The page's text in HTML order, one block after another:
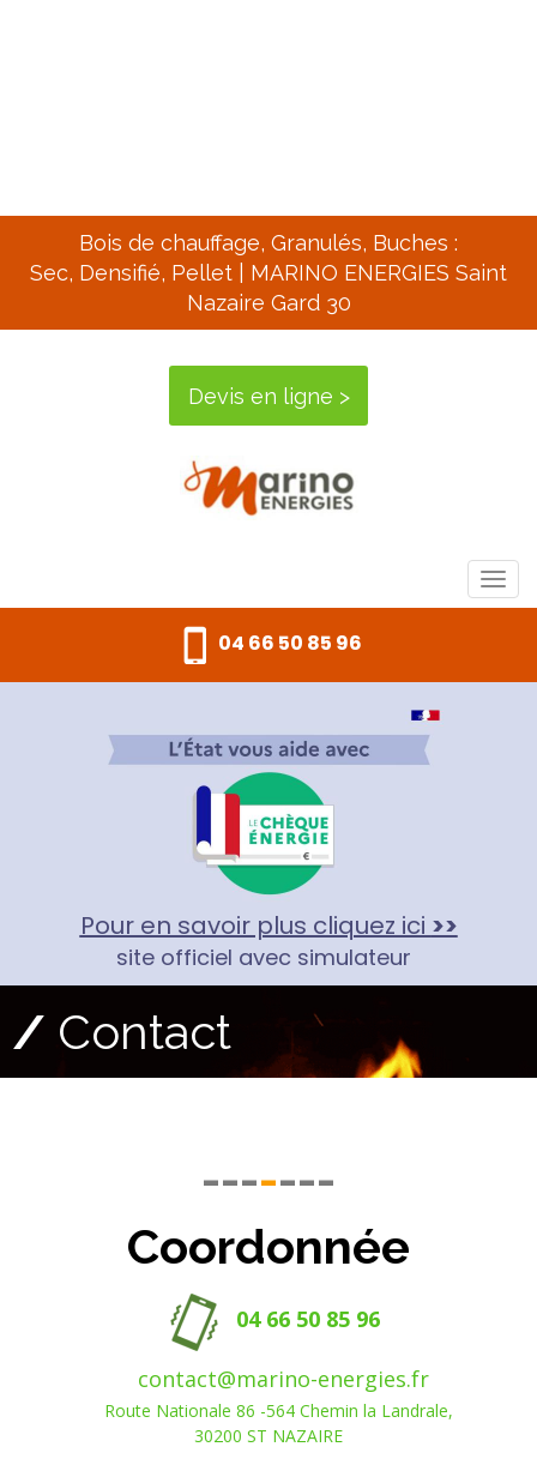
Bois de chauffage, Granulés, Buches :
Sec, Densifié, Pellet | MARINO ENERGIES Saint
Nazaire Gard 30
Devis en ligne >
04 66 50 85 96
Pour en savoir plus cliquez ici >>
site officiel avec simulateur
/ Contact
-------
Coordonnée
04 66 50 85 96
contact@marino-energies.fr
Route Nationale 86 -564 Chemin la Landrale,
30200 ST NAZAIRE